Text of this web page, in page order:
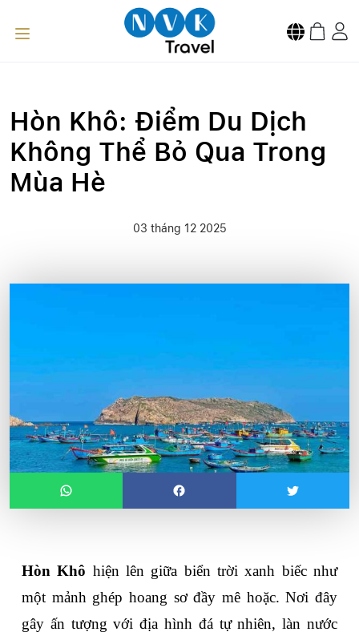
Hòn Khô: Điểm Du Dịch
Không Thể Bỏ Qua Trong
Mùa Hè
03 tháng 12 2025
Hòn Khô hiện lên giữa biển trời xanh biếc như
một mảnh ghép hoang sơ đầy mê hoặc. Nơi đây
gây ấn tượng với địa hình đá tự nhiên, làn nước